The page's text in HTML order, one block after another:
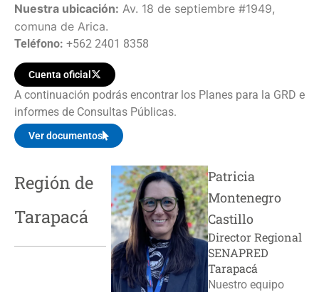
Nuestra ubicación: Av. 18 de septiembre #1949,
comuna de Arica.
Teléfono: +562 2401 8358
Cuenta oficial
A continuación podrás encontrar los Planes para la GRD e
informes de Consultas Públicas.
Ver documentos
Región de
Tarapacá
Patricia
Montenegro
Castillo
Director Regional
SENAPRED
Tarapacá
Nuestro equipo